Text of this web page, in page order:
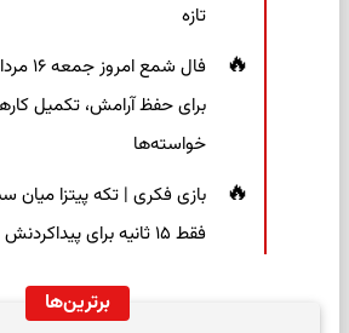
تازه
برای حفظ آرامش، تکمیل
خواسته‌ها
بازی فکری | تکه پیتزا میان
فقط ۱۵ ثانیه برای پیداکردنش وقت دارید
برترین‌ها